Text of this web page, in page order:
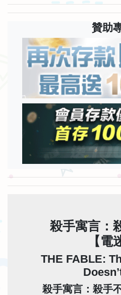
贊助
殺手寓言：
【電
THE FABLE:
殺手寓言：殺手